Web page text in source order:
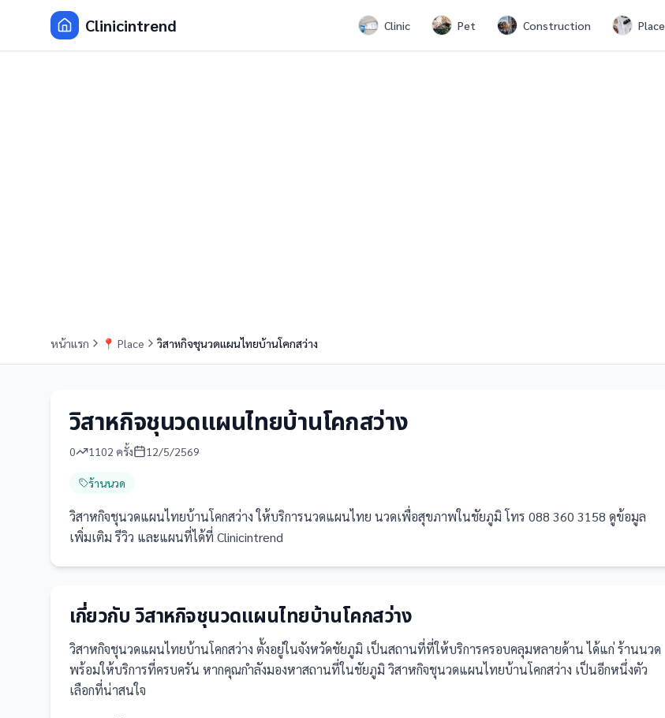
Clinicintrend Clinic Pet Construction Place
หน้าแรก 📍 Place วิสาหกิจชุนวดแผนไทยบ้านโคกสว่าง
วิสาหกิจชุนวดแผนไทยบ้านโคกสว่าง
0 1102 ครั้ง 12/5/2569
ร้านนวด
วิสาหกิจชุนวดแผนไทยบ้านโคกสว่าง ให้บริการนวดแผนไทย นวดเพื่อสุขภาพในชัยภูมิ โทร 088 360 3158 ดูข้อมูล
เพิ่มเติม รีวิว และแผนที่ได้ที่ Clinicintrend
เกี่ยวกับวิสาหกิจชุนวดแผนไทยบ้านโคกสว่าง
วิสาหกิจชุนวดแผนไทยบ้านโคกสว่าง ตั้งอยู่ในจังหวัดชัยภูมิ เป็นสถานที่ที่ให้บริการครอบคลุมหลายด้าน ได้แก่ ร้านนวด
พร้อมให้บริการที่ครบครัน หากคุณกำลังมองหาสถานที่ในชัยภูมิ วิสาหกิจชุนวดแผนไทยบ้านโคกสว่าง เป็นอีกหนึ่งตัว
เลือกที่น่าสนใจ